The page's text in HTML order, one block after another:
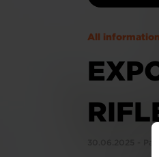
All information
30.06.2025 -